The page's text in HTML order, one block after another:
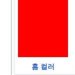
홈 컬러